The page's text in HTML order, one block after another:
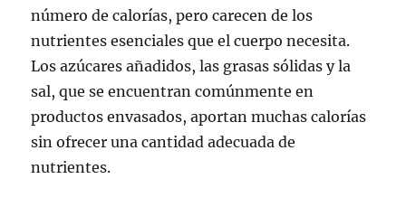
número de calorías, pero carecen de los
nutrientes esenciales que el cuerpo necesita.
Los azúcares añadidos, las grasas sólidas y la
sal, que se encuentran comúnmente en
productos envasados, aportan muchas calorías
sin ofrecer una cantidad adecuada de
nutrientes.